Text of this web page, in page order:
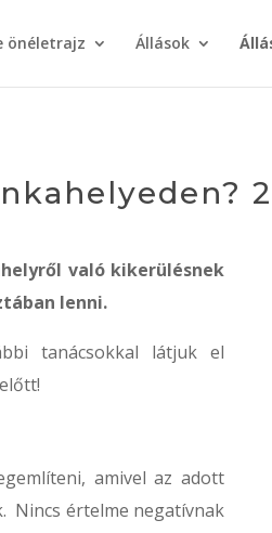
önéletrajz Állások
való kikerülésnek
lenni.
tanácsokkal látjuk el
amivel az adott
Nincs értelme negatívnak